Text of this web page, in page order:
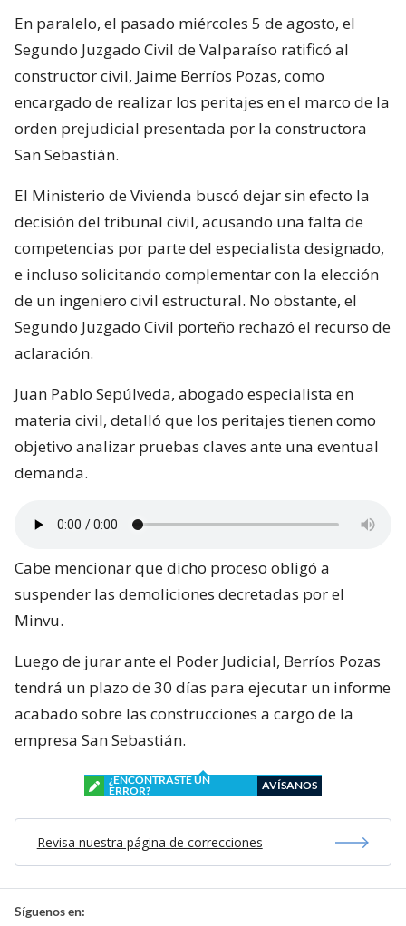
En paralelo, el pasado miércoles 5 de agosto, el
Segundo Juzgado Civil de Valparaíso ratificó al
constructor civil, Jaime Berríos Pozas, como
encargado de realizar los peritajes en el marco de la
orden prejudicial presentada por la constructora
San Sebastián.
El Ministerio de Vivienda buscó dejar sin efecto la
decisión del tribunal civil, acusando una falta de
competencias por parte del especialista designado,
e incluso solicitando complementar con la elección
de un ingeniero civil estructural. No obstante, el
Segundo Juzgado Civil porteño rechazó el recurso de
aclaración.
Juan Pablo Sepúlveda, abogado especialista en
materia civil, detalló que los peritajes tienen como
objetivo analizar pruebas claves ante una eventual
demanda.
Cabe mencionar que dicho proceso obligó a
suspender las demoliciones decretadas por el
Minvu.
Luego de jurar ante el Poder Judicial, Berríos Pozas
tendrá un plazo de 30 días para ejecutar un informe
acabado sobre las construcciones a cargo de la
empresa San Sebastián.
¿ENCONTRASTE UN
ERROR?
AVÍSANOS
Revisa nuestra página de correcciones
Síguenos en: